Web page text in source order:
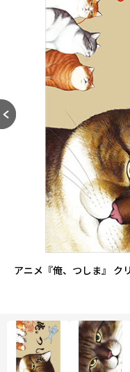
アニメ『俺、つしま』 ク